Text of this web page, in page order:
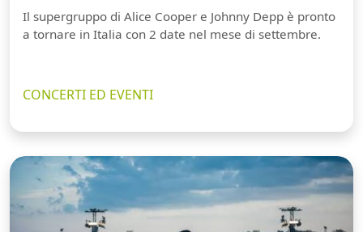
Il supergruppo di Alice Cooper e Johnny Depp è pronto
a tornare in Italia con 2 date nel mese di settembre.
CONCERTI ED EVENTI